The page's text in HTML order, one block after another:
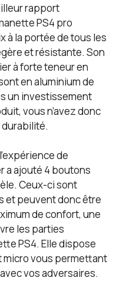
rapport
PS4 pro
à la portée de tous les
et résistante. Son
à forte teneur en
en aluminium de
un investissement
vous n’avez donc
durabilité.
de
a ajouté 4 boutons
Ceux-ci sont
et peuvent donc être
de confort, une
les parties
PS4. Elle dispose
micro vous permettant
vos adversaires.